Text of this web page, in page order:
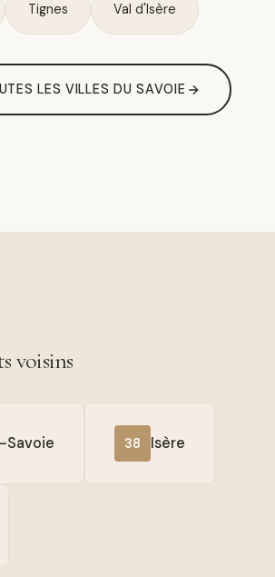
Tignes Val d'Isère
LES VILLES DU SAVOIE
voisins
Savoie 38 Isère